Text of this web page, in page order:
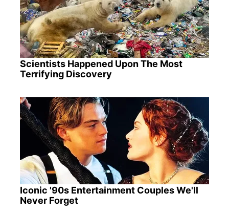
Scientists Happened Upon The Most
Terrifying Discovery
Iconic '90s Entertainment Couples We'll
Never Forget